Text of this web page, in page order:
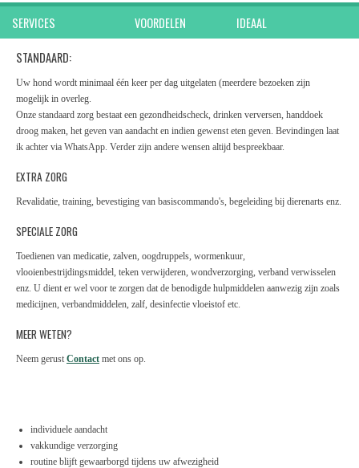
SERVICES VOORDELEN IDEAAL
STANDAARD:
Uw hond wordt minimaal één keer per dag uitgelaten (meerdere bezoeken zijn
mogelijk in overleg.
Onze standaard zorg bestaat een gezondheidscheck, drinken verversen, handdoek
droog maken, het geven van aandacht en indien gewenst eten geven. Bevindingen laat
ik achter via WhatsApp. Verder zijn andere wensen altijd bespreekbaar.
EXTRA ZORG
Revalidatie, training, bevestiging van basiscommando's, begeleiding bij dierenarts enz.
SPECIALE ZORG
Toedienen van medicatie, zalven, oogdruppels, wormenkuur,
vlooienbestrijdingsmiddel, teken verwijderen, wondverzorging, verband verwisselen
enz. U dient er wel voor te zorgen dat de benodigde hulpmiddelen aanwezig zijn zoals
medicijnen, verbandmiddelen, zalf, desinfectie vloeistof etc.
MEER WETEN?
Neem gerust Contact met ons op.
individuele aandacht
vakkundige verzorging
routine blijft gewaarborgd tijdens uw afwezigheid